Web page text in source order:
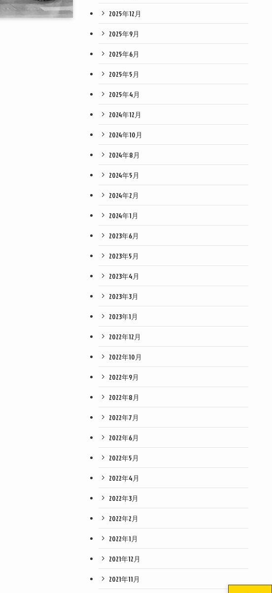
2025年12月
2025年9月
2025年6月
2025年5月
2025年4月
2024年12月
2024年10月
2024年8月
2024年5月
2024年2月
2024年1月
2023年6月
2023年5月
2023年4月
2023年3月
2023年1月
2022年12月
2022年10月
2022年9月
2022年8月
2022年7月
2022年6月
2022年5月
2022年4月
2022年3月
2022年2月
2022年1月
2021年12月
2021年11月